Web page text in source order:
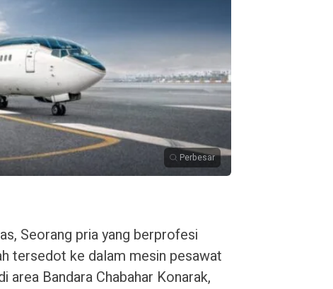
Perbesar
Seorang pria yang berprofesi
tersedot ke dalam mesin pesawat
area Bandara Chabahar Konarak,